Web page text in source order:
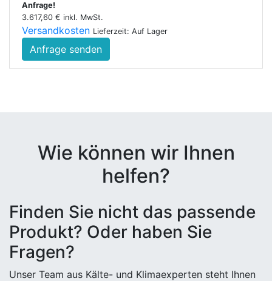
Anfrage!
3.617,60 € inkl. MwSt.
Versandkosten Lieferzeit: Auf Lager
Anfrage senden
Wie können wir Ihnen
helfen?
Finden Sie nicht das passende
Produkt? Oder haben Sie
Fragen?
Unser Team aus Kälte- und Klimaexperten steht Ihnen